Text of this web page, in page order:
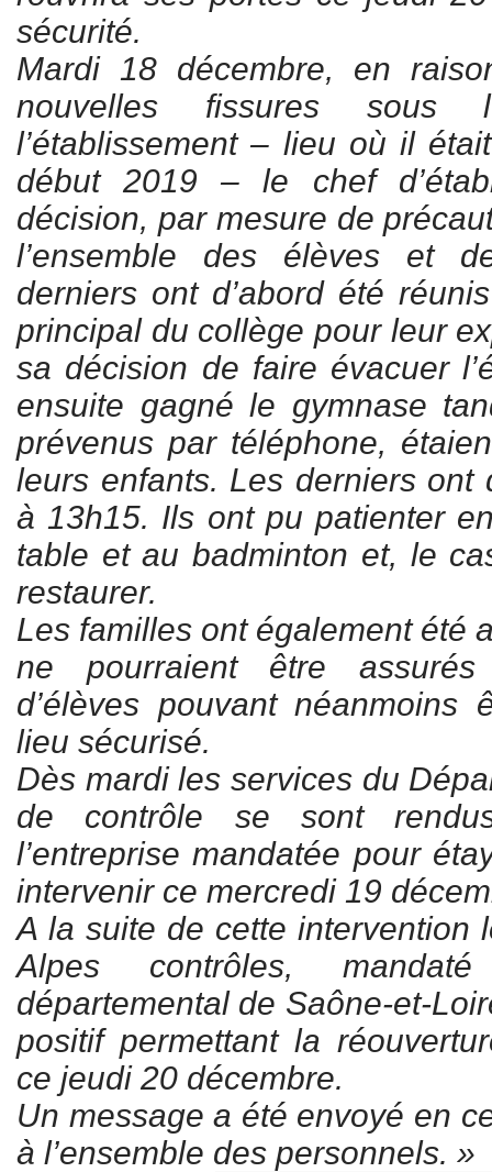
sécurité.
Mardi 18 décembre, en
nouvelles fissures sous
l’établissement – lieu où il
début 2019 – le chef
décision, par mesure de
l’ensemble des élèves et
derniers ont d’abord été
principal du collège pour leur
sa décision de faire évacuer
ensuite gagné le gymnase
prévenus par téléphone,
leurs enfants. Les derniers ont
à 13h15. Ils ont pu patienter
table et au badminton et, le
restaurer.
Les familles ont également été
ne pourraient être assurés
d’élèves pouvant néanmoins
lieu sécurisé.
Dès mardi les services du
de contrôle se sont
l’entreprise mandatée pour
intervenir ce mercredi 19
A la suite de cette intervention
Alpes contrôles,
départemental de Saône-et-
positif permettant la
ce jeudi 20 décembre.
Un message a été envoyé en
à l’ensemble des personnels. »